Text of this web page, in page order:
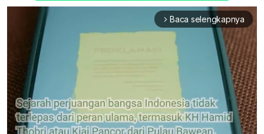
arrow_forward_ios Baca selengkapnya